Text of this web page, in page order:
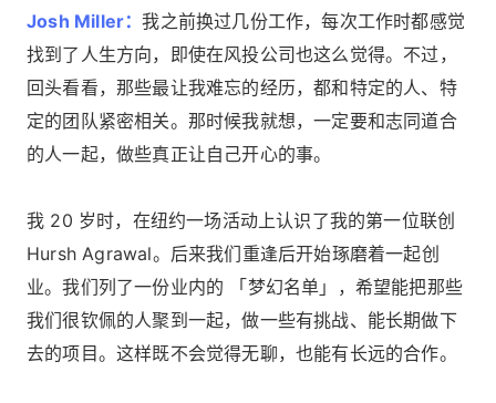
Josh Miller：我之前换过几份工作，每次工作时都感觉
找到了人生方向，即使在风投公司也这么觉得。不过，
回头看看，那些最让我难忘的经历，都和特定的人、特
定的团队紧密相关。那时候我就想，一定要和志同道合
的人一起，做些真正让自己开心的事。
我 20 岁时，在纽约一场活动上认识了我的第一位联创
Hursh Agrawal。后来我们重逢后开始琢磨着一起创
业。我们列了一份业内的 「梦幻名单」，希望能把那些
我们很钦佩的人聚到一起，做一些有挑战、能长期做下
去的项目。这样既不会觉得无聊，也能有长远的合作。